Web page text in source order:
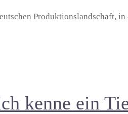
Produktionslandschaft,
kenne ein